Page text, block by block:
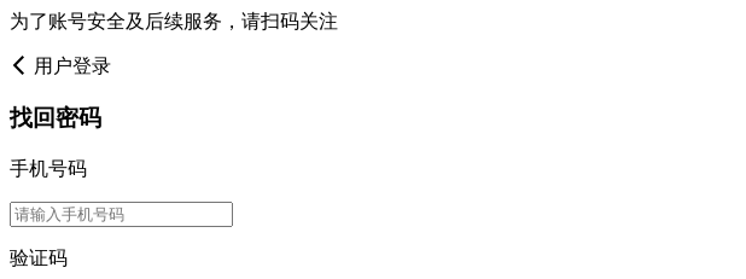
为了账号安全及后续服务，请扫码关注
用户登录
找回密码
手机号码
验证码